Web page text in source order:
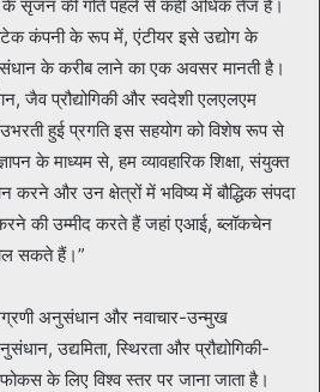
के सृजन की गति पहले से कहीं अधिक तेज है।
कंपनी के रूप में, एंटीयर इसे उद्योग के
के करीब लाने का एक अवसर मानती है।
जैव प्रौद्योगिकी और स्वदेशी एलएलएम
हुई प्रगति इस सहयोग को विशेष रूप से
के माध्यम से, हम व्यावहारिक शिक्षा, संयुक्त
करने और उन क्षेत्रों में भविष्य में बौद्धिक संपदा
की उम्मीद करते हैं जहां एआई, ब्लॉकचेन
सकते हैं।”
अनुसंधान और नवाचार-उन्मुख
उद्यमिता, स्थिरता और प्रौद्योगिकी-
के लिए विश्व स्तर पर जाना जाता है।